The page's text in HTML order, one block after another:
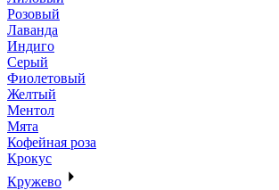
Розовый
Лаванда
Индиго
Серый
Фиолетовый
Желтый
Ментол
Мята
Кофейная роза
Крокус
Кружево